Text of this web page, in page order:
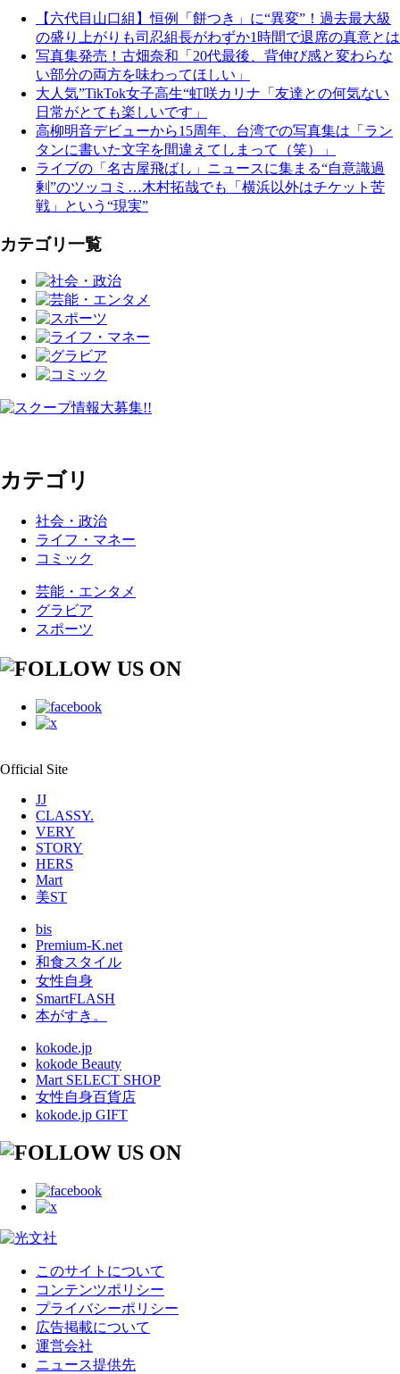
【六代目山口組】恒例「餅つき」に“異変”！過去最大級
の盛り上がりも司忍組長がわずか1時間で退席の真意とは
写真集発売！古畑奈和「20代最後、背伸び感と変わらな
い部分の両方を味わってほしい」
大人気”TikTok女子高生“虹咲カリナ「友達との何気ない
日常がとても楽しいです」
高柳明音デビューから15周年、台湾での写真集は「ラン
タンに書いた文字を間違えてしまって（笑）」
ライブの「名古屋飛ばし」ニュースに集まる“自意識過
剰”のツッコミ…木村拓哉でも「横浜以外はチケット苦
戦」という“現実”
カテゴリ一覧
カテゴリ
社会・政治
ライフ・マネー
コミック
芸能・エンタメ
グラビア
スポーツ
Official Site
JJ
CLASSY.
VERY
STORY
HERS
Mart
美ST
bis
Premium-K.net
和食スタイル
女性自身
SmartFLASH
本がすき。
kokode.jp
kokode Beauty
Mart SELECT SHOP
女性自身百貨店
kokode.jp GIFT
このサイトについて
コンテンツポリシー
プライバシーポリシー
広告掲載について
運営会社
ニュース提供先